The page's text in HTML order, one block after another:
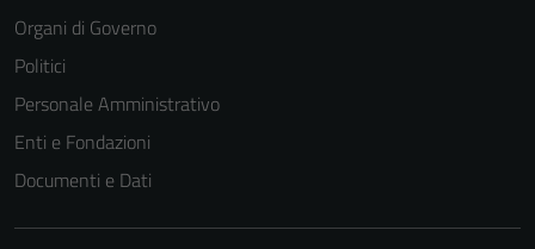
Organi di Governo
Politici
Personale Amministrativo
Enti e Fondazioni
Documenti e Dati